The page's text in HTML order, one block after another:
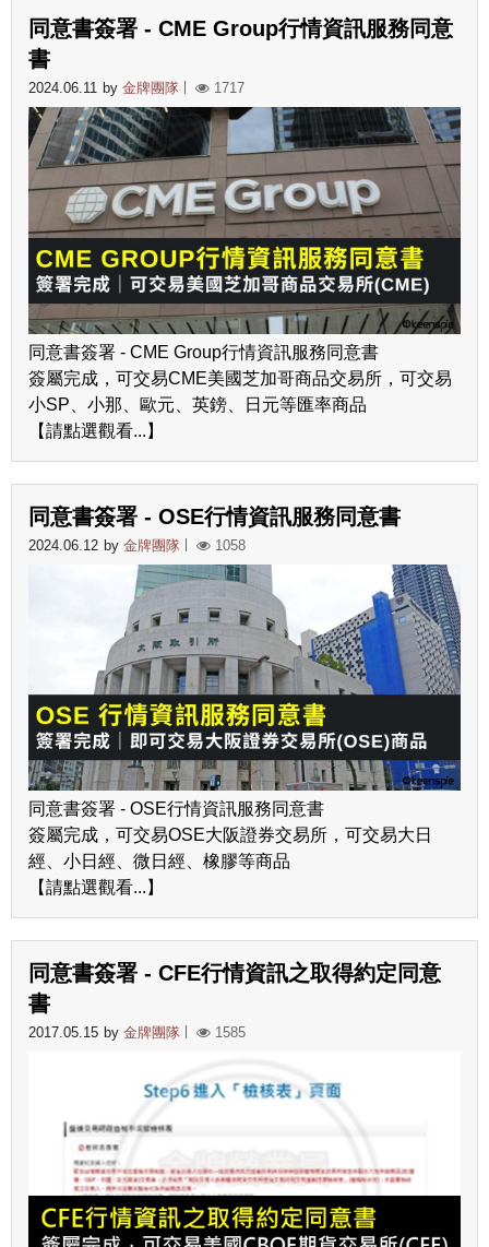
同意書簽署 - CME Group行情資訊服務同意
書
2024.06.11 by 金牌團隊 1717
同意書簽署 - CME Group行情資訊服務同意書
簽屬完成，可交易CME美國芝加哥商品交易所，可交易
小SP、小那、歐元、英鎊、日元等匯率商品
【請點選觀看...】
同意書簽署 - OSE行情資訊服務同意書
2024.06.12 by 金牌團隊 1058
同意書簽署 - OSE行情資訊服務同意書
簽屬完成，可交易OSE大阪證券交易所，可交易大日
經、小日經、微日經、橡膠等商品
【請點選觀看...】
同意書簽署 - CFE行情資訊之取得約定同意
書
2017.05.15 by 金牌團隊 1585